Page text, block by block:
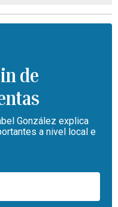
de
González explica
a nivel local e